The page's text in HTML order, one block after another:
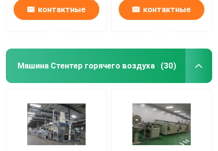
контактные контактные
Машина Стентер горячего воздуха (30)